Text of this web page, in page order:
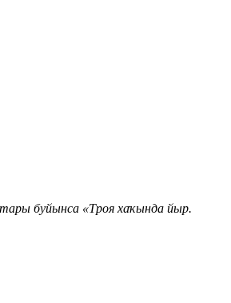
буйынса «Троя хаҡында йыр.